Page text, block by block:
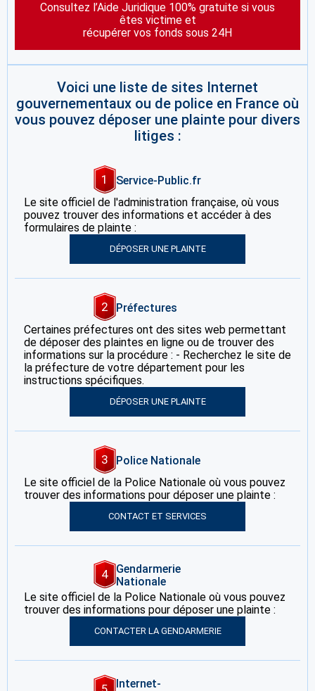
Consultez l’Aide Juridique 100% gratuite si vous
êtes victime et
récupérer vos fonds sous 24H
Voici une liste de sites Internet
gouvernementaux ou de police en France où
vous pouvez déposer une plainte pour divers
litiges :
1
Service-Public.fr
Le site officiel de l'administration française, où vous
pouvez trouver des informations et accéder à des
formulaires de plainte :
DÉPOSER UNE PLAINTE
2
Préfectures
Certaines préfectures ont des sites web permettant
de déposer des plaintes en ligne ou de trouver des
informations sur la procédure : - Recherchez le site de
la préfecture de votre département pour les
instructions spécifiques.
DÉPOSER UNE PLAINTE
3
Police Nationale
Le site officiel de la Police Nationale où vous pouvez
trouver des informations pour déposer une plainte :
CONTACT ET SERVICES
4
Gendarmerie
Nationale
Le site officiel de la Police Nationale où vous pouvez
trouver des informations pour déposer une plainte :
CONTACTER LA GENDARMERIE
Internet-